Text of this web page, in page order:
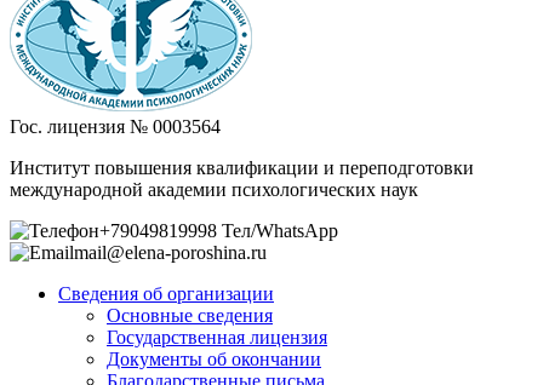
Гос. лицензия № 0003564
Институт повышения квалификации и переподготовки
международной академии психологических наук
+79049819998 Тел/WhatsApp
mail@elena-poroshina.ru
Сведения об организации
Основные сведения
Государственная лицензия
Документы об окончании
Благодарственные письма